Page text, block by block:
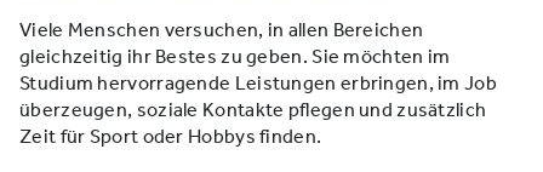
Viele Menschen versuchen, in allen Bereichen
gleichzeitig ihr Bestes zu geben. Sie möchten im
Studium hervorragende Leistungen erbringen, im Job
überzeugen, soziale Kontakte pflegen und zusätzlich
Zeit für Sport oder Hobbys finden.